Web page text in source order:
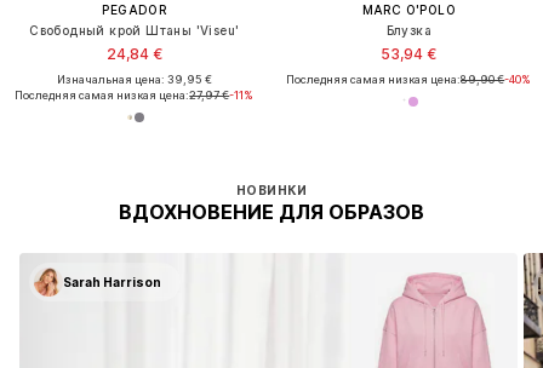
PEGADOR
Свободный крой Штаны 'Viseu'
24,84 €
Изначальная цена: 39,95 €
Последняя самая низкая цена:27,97 €-11%
MARC O'POLO
Блузка
53,94 €
Последняя самая низкая цена:89,90 €-40%
НОВИНКИ
ВДОХНОВЕНИЕ ДЛЯ ОБРАЗОВ
Sarah Harrison